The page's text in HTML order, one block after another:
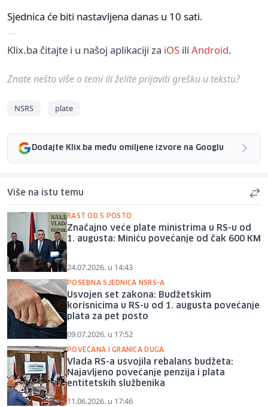
Sjednica će biti nastavljena danas u 10 sati.
Klix.ba čitajte i u našoj aplikaciji za iOS ili Android.
Znate nešto više o temi ili želite prijaviti grešku u tekstu?
NSRS plate
Dodajte Klix.ba među omiljene izvore na Googlu
Više na istu temu
RAST OD 5 POSTO
Značajno veće plate ministrima u RS-u od
1. augusta: Miniću povećanje od čak 600 KM
24.07.2026. u 14:43
POSEBNA SJEDNICA NSRS-A
Usvojen set zakona: Budžetskim
korisnicima u RS-u od 1. augusta povećanje
plata za pet posto
09.07.2026. u 17:52
POVEĆANA I GRANICA DUGA
Vlada RS-a usvojila rebalans budžeta:
Najavljeno povećanje penzija i plata
entitetskih službenika
11.06.2026. u 17:46